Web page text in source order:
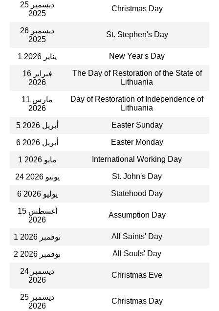
25 ديسمبر
2025
Christmas Day
26 ديسمبر
2025
St. Stephen's Day
1 يناير 2026 New Year's Day
16 فبراير
2026
The Day of Restoration of the State of
Lithuania
11 مارس
2026
Day of Restoration of Independence of
Lithuania
5 أبريل 2026 Easter Sunday
6 أبريل 2026 Easter Monday
1 مايو 2026 International Working Day
24 يونيو 2026 St. John's Day
6 يوليو 2026 Statehood Day
15 أغسطس
2026
Assumption Day
1 نوفمبر 2026 All Saints' Day
2 نوفمبر 2026 All Souls' Day
24 ديسمبر
2026
Christmas Eve
25 ديسمبر
2026
Christmas Day